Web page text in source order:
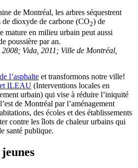
de Montréal, les arbres séquestrent
de dioxyde de carbone (CO2) de
mature en milieu urbain peut aussi
poussière par an.
Vida, 2011; Ville de Montréal,
l’asphalte et transformons notre ville!
ILEAU (Interventions locales en
urbain) qui vise à réduire l’iniquité
de Montréal par l’aménagement
des écoles et des établissements
contre les îlots de chaleur urbains qui
santé publique.